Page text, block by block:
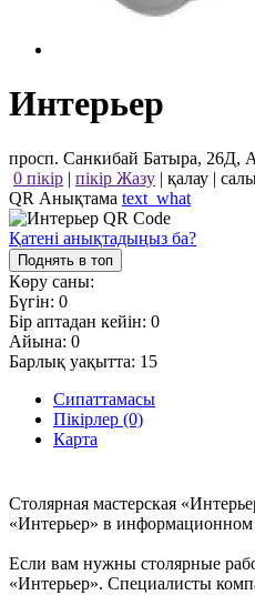
Интерьер
просп. Санкибай Батыра, 26Д,
0 пікір | пікір Жазу | қалау |
QR Анықтама text_what
Қатені анықтадыңыз ба?
Поднять в топ
Көру саны:
Бүгін: 0
Бір аптадан кейін: 0
Айына: 0
Барлық уақытта: 15
Сипаттамасы
Пікірлер (0)
Карта
Столярная мастерская
«Интерьер» в информационном
Если вам нужны столярные
«Интерьер». Специалисты